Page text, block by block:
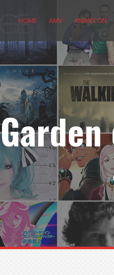
HOME AMV ANIMECON